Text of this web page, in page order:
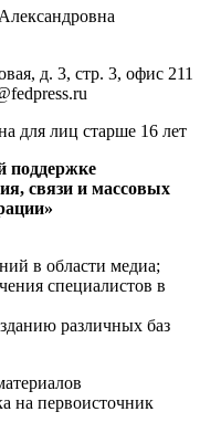
д. 3, стр. 3, офис 211
для лиц старше 16 лет
поддержке
связи и массовых
в области медиа;
специалистов в
различных баз
на первоисточник